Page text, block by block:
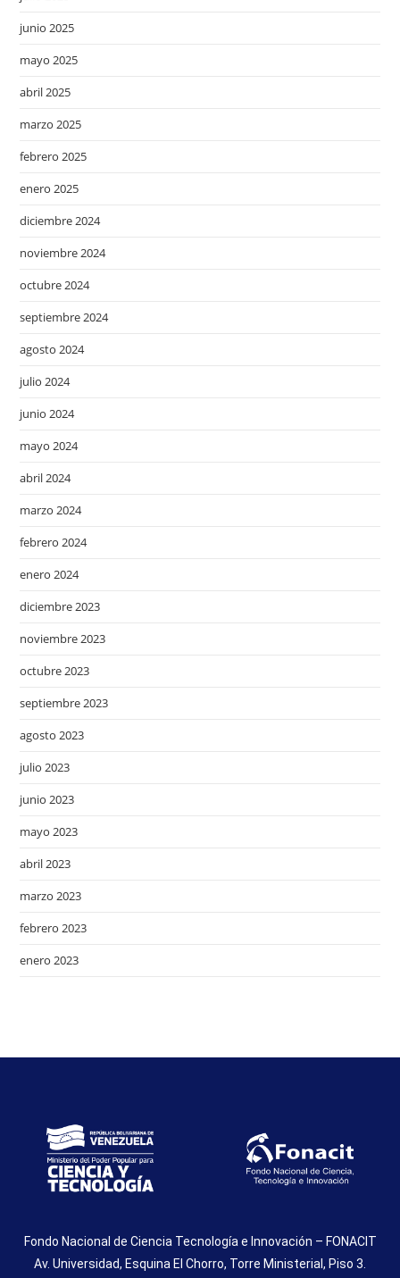
junio 2025
mayo 2025
abril 2025
marzo 2025
febrero 2025
enero 2025
diciembre 2024
noviembre 2024
octubre 2024
septiembre 2024
agosto 2024
julio 2024
junio 2024
mayo 2024
abril 2024
marzo 2024
febrero 2024
enero 2024
diciembre 2023
noviembre 2023
octubre 2023
septiembre 2023
agosto 2023
julio 2023
junio 2023
mayo 2023
abril 2023
marzo 2023
febrero 2023
enero 2023
Fondo Nacional de Ciencia Tecnología e Innovación – FONACIT
Av. Universidad, Esquina El Chorro, Torre Ministerial, Piso 3.